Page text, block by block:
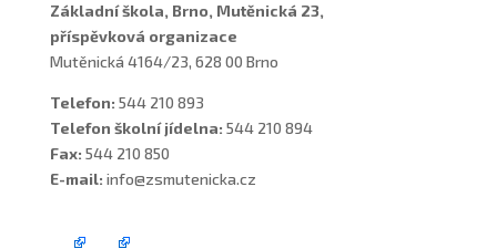
Základní škola, Brno, Mutěnická 23,
příspěvková organizace
Mutěnická 4164/23, 628 00 Brno
Telefon: 544 210 893
Telefon školní jídelna: 544 210 894
Fax: 544 210 850
E-mail: info@zsmutenicka.cz